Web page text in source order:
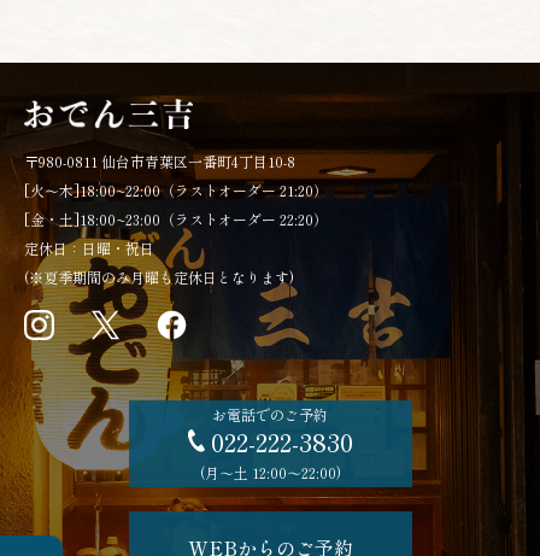
022-222-3830
WEBからのご予約
〒980-0811 仙台市青葉区一番町4丁目10-8
[火～木]18:00~22:00（ラストオーダー 21:20）
[金・土]18:00~23:00（ラストオーダー 22:20）
定休日：日曜・祝日
(※夏季期間のみ月曜も定休日となります)
お電話でのご予約
022-222-3830
(月〜土 12:00〜22:00)
WEBからのご予約